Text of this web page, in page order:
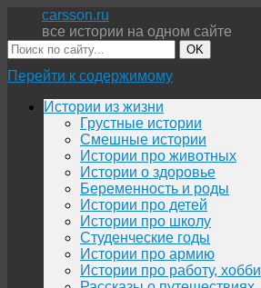
carsson.ru
все истории на одном сайте
OK
Перейти к содержимому
Истории из жизни
Грустные истории
Смешные истории
Истории про животных
Истории о здоровье
Беременность и роды
Истории про детей
Истории про школу
Студенческие годы
Истории про армию
Истории про работу, хобби